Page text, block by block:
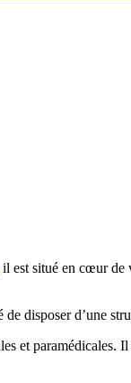
il est situé en cœur de
disposer d’une
et paramédicales.